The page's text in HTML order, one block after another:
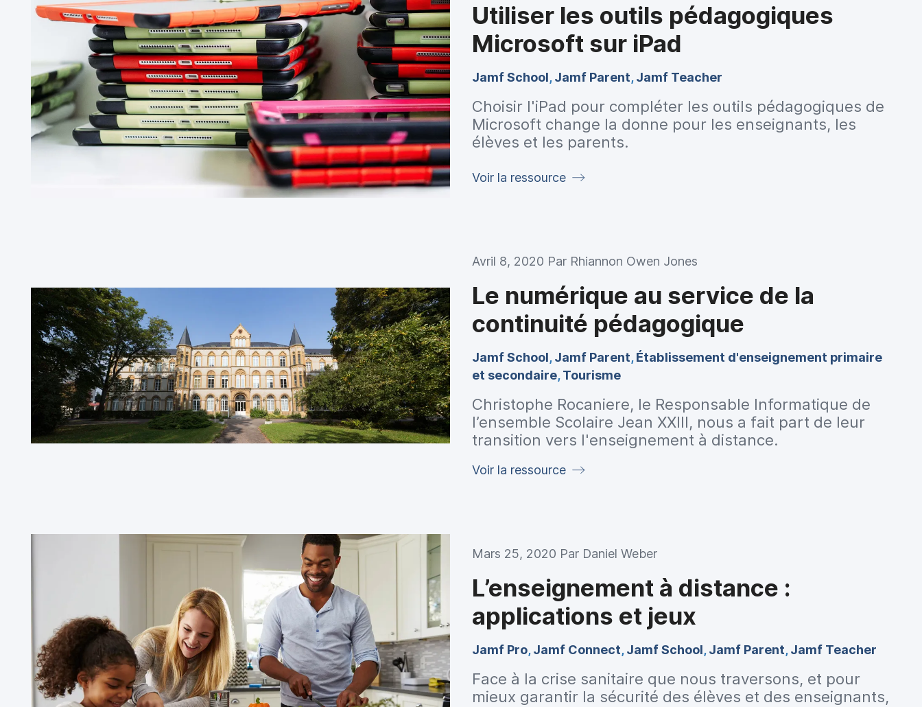
Utiliser les outils pédagogiques
Microsoft sur iPad
Jamf School,Jamf Parent,Jamf Teacher
Choisir l'iPad pour compléter les outils pédagogiques de
Microsoft change la donne pour les enseignants, les
élèves et les parents.
Voir la ressource
Avril 8, 2020 Par Rhiannon Owen Jones
Le numérique au service de la
continuité pédagogique
Jamf School,Jamf Parent,Établissement d'enseignement primaire
et secondaire,Tourisme
Christophe Rocaniere, le Responsable Informatique de
l’ensemble Scolaire Jean XXIII, nous a fait part de leur
transition vers l'enseignement à distance.
Voir la ressource
Mars 25, 2020 Par Daniel Weber
L’enseignement à distance :
applications et jeux
Jamf Pro,Jamf Connect,Jamf School,Jamf Parent,Jamf Teacher
Face à la crise sanitaire que nous traversons, et pour
mieux garantir la sécurité des élèves et des enseignants,